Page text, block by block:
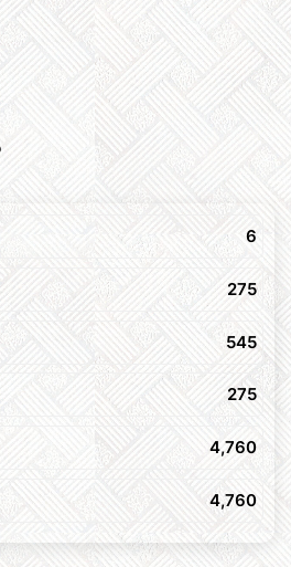
6
275
545
275
4,760
4,760